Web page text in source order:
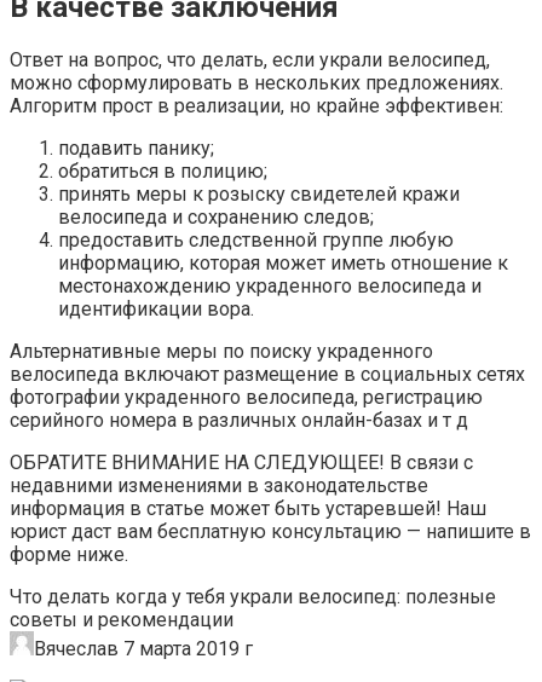
В качестве заключения
Ответ на вопрос, что делать, если украли велосипед,
можно сформулировать в нескольких предложениях.
Алгоритм прост в реализации, но крайне эффективен:
подавить панику;
обратиться в полицию;
принять меры к розыску свидетелей кражи
велосипеда и сохранению следов;
предоставить следственной группе любую
информацию, которая может иметь отношение к
местонахождению украденного велосипеда и
идентификации вора.
Альтернативные меры по поиску украденного
велосипеда включают размещение в социальных сетях
фотографии украденного велосипеда, регистрацию
серийного номера в различных онлайн-базах и т д
ОБРАТИТЕ ВНИМАНИЕ НА СЛЕДУЮЩЕЕ! В связи с
недавними изменениями в законодательстве
информация в статье может быть устаревшей! Наш
юрист даст вам бесплатную консультацию — напишите в
форме ниже.
Что делать когда у тебя украли велосипед: полезные
советы и рекомендации
Вячеслав 7 марта 2019 г